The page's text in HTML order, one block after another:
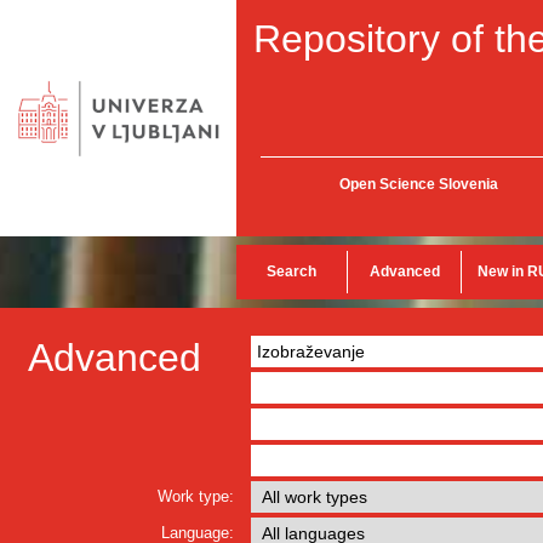
Repository of
Open Science Slovenia
Search Advanced New in
Advanced
Work type:
Language: